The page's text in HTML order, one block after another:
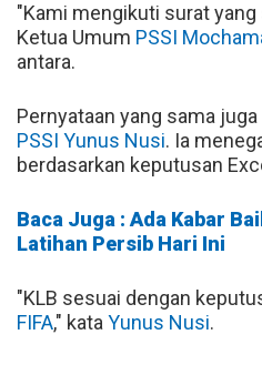
"Kami mengikuti surat yang
Ketua Umum PSSI
antara.
Pernyataan yang sama
PSSI Yunus Nusi. Ia
berdasarkan keputusan
Baca Juga : Ada Kabar
Latihan Persib Hari Ini
"KLB sesuai dengan
FIFA," kataYunus Nusi.